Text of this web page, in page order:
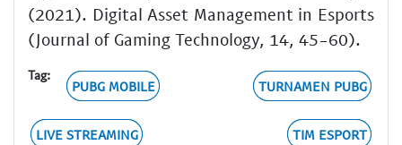
(2021). Digital Asset Management in Esports
(Journal of Gaming Technology, 14, 45-60).
Tag:
PUBG MOBILE TURNAMEN PUBG
LIVE STREAMING TIM ESPORT